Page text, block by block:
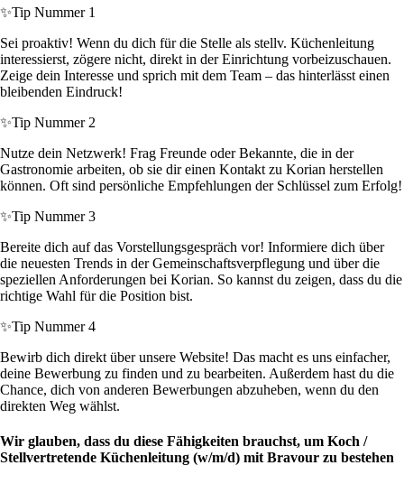
✨Tip Nummer 1
Sei proaktiv! Wenn du dich für die Stelle als stellv. Küchenleitung
interessierst, zögere nicht, direkt in der Einrichtung vorbeizuschauen.
Zeige dein Interesse und sprich mit dem Team – das hinterlässt einen
bleibenden Eindruck!
✨Tip Nummer 2
Nutze dein Netzwerk! Frag Freunde oder Bekannte, die in der
Gastronomie arbeiten, ob sie dir einen Kontakt zu Korian herstellen
können. Oft sind persönliche Empfehlungen der Schlüssel zum Erfolg!
✨Tip Nummer 3
Bereite dich auf das Vorstellungsgespräch vor! Informiere dich über
die neuesten Trends in der Gemeinschaftsverpflegung und über die
speziellen Anforderungen bei Korian. So kannst du zeigen, dass du die
richtige Wahl für die Position bist.
✨Tip Nummer 4
Bewirb dich direkt über unsere Website! Das macht es uns einfacher,
deine Bewerbung zu finden und zu bearbeiten. Außerdem hast du die
Chance, dich von anderen Bewerbungen abzuheben, wenn du den
direkten Weg wählst.
Wir glauben, dass du diese Fähigkeiten brauchst, um Koch /
Stellvertretende Küchenleitung (w/m/d) mit Bravour zu bestehen